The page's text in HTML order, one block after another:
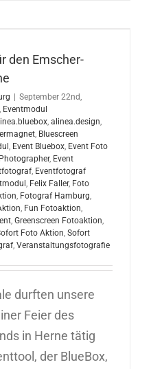
den Emscher-
September 22nd,
, Eventmodul
, alinea.design,
, Bluescreen
, Event Bluebox, Event Foto
, Event
, Eventfotograf
, Felix Faller, Foto
, Fotograf Hamburg,
, Fun Fotoaktion,
, Greenscreen Fotoaktion,
Foto Aktion, Sofort
, Veranstaltungsfotografie
durften unsere
Feier des
in Herne tätig
der BlueBox,